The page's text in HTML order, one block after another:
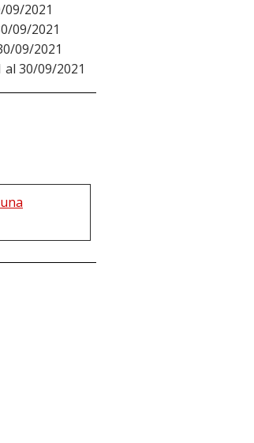
09/2021
09/2021
09/2021
al 30/09/2021